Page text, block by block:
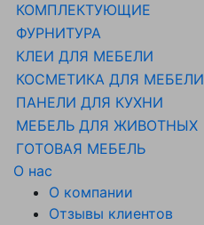
КОМПЛЕКТУЮЩИЕ
ФУРНИТУРА
КЛЕИ ДЛЯ МЕБЕЛИ
КОСМЕТИКА ДЛЯ МЕБЕЛИ
ПАНЕЛИ ДЛЯ КУХНИ
МЕБЕЛЬ ДЛЯ ЖИВОТНЫХ
ГОТОВАЯ МЕБЕЛЬ
О нас
О компании
Отзывы клиентов